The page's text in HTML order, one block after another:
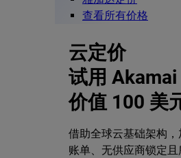
查看所有价格
云定价
试用
价值 100 美
借助全球云基础架构
账单、无供应商锁定